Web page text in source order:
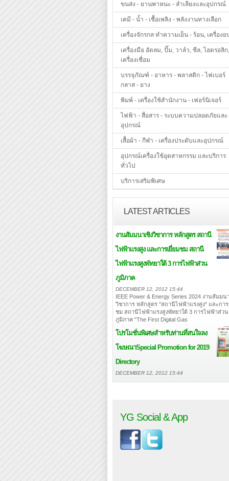
ขนส่ง - ยานพาหนะ - ลำเลียงและอุปกรณ์
เคมี - น้ำ - เชื้อเพลิง - พลังงานทางเลือก
เครื่องจักรกล ทำความเย็น - ร้อน, เครื่องย
เครื่องมือ อัดลม, ปั๊ม, วาล์ว, ซีล, ไฮดรอลิก,
เครื่องเชื่อม
บรรจุภัณฑ์ - อาหาร - พลาสติก - ไฟเบอร์
กลาส - ยาง
พิมพ์ - เครื่องใช้สำนักงาน - เฟอร์นิเจอร์
ไฟฟ้า - สื่อสาร - ระบบความปลอดภัยและ
อุปกรณ์
เสื้อผ้า - กีฬา - เครื่องประดับและอุปกรณ์
อุปกรณ์เครื่องใช้อุตสาหกรรม และบริการ
ทั่วไป
บริการเสริมพิเศษ
LATEST ARTICLES
งานสัมมนาเชิงวิชาการ หลักสูตร สถานี
ไฟฟ้าแรงสูง และการเยี่ยมชม สถานี
ไฟฟ้าแรงสูงพัทยาใต้ 3 การไฟฟ้าส่วน
ภูมิภาค
DECEMBER 12, 2012 15:44
IEEE Power & Energy Series 2024 งานสัมมน
วิชาการ หลักสูตร "สถานีไฟฟ้าแรงสูง" และการ
ชม สถานีไฟฟ้าแรงสูงพัทยาใต้ 3 การไฟฟ้าส่วน
ภูมิภาค "The First Digital Gas
โปรโมชั่นพิเศษสำหรับท่านที่สนใจลง
โฆษณาSpecial Promotion for 2019
Directory
DECEMBER 12, 2012 15:44
YG Social & App